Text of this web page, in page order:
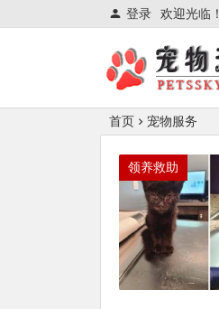
欢迎光临！
登录
首页 宠物服务
领养救助